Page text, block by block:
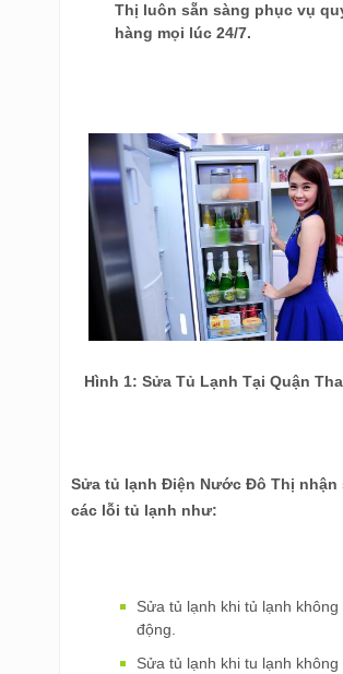
Thị luôn sẵn sàng phục vụ
hàng mọi lúc 24/7.
Hình 1: Sửa Tủ Lạnh Tại Quận
Sửa tủ lạnh Điện Nước Đô Thị nhận
các lỗi tủ lạnh như:
Sửa tủ lạnh khi tủ lạnh không
động.
Sửa tủ lạnh khi tu lạnh không